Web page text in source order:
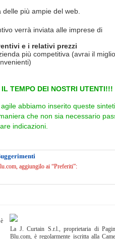
più ampie del web.
verrà inviata alle imprese di
e i relativi prezzi
più competitiva (avrai il
TEMPO DEI NOSTRI UTENTI!!!
abbiamo inserito queste
che non sia necessario
indicazioni.
aggiungilo ai “Preferiti”:
La J. Curtain S.r.l., proprietaria di
Blu.com, è regolarmente iscritta alla